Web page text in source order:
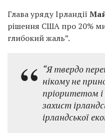
Глава уряду Ірландії
рішення США про 20%
глибокий жаль”.
“Я твердо
нікому не
пріоритетом
захист
ірландської